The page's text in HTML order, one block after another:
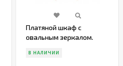
Платяной шкаф с
овальным зеркалом.
В НАЛИЧИИ